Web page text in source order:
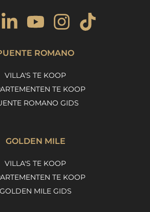
ROMANO
VILLA'S TE KOOP
TE KOOP
ROMANO GIDS
GOLDEN MILE
VILLA'S TE KOOP
TE KOOP
GOLDEN MILE GIDS